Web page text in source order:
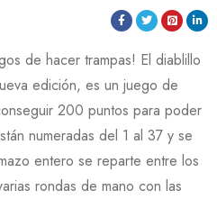
de hacer trampas! El diablillo
edición, es un juego de
200 puntos para poder
numeradas del 1 al 37 y se
entero se reparte entre los
rondas de mano con las